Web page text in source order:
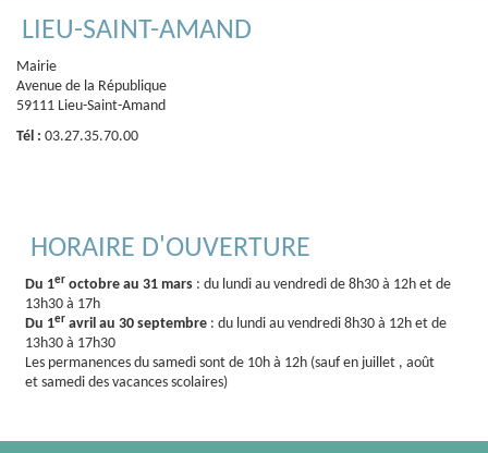
LIEU-SAINT-AMAND
Mairie
Avenue de la République
59111 Lieu-Saint-Amand
Tél : 03.27.35.70.00
HORAIRE D'OUVERTURE
Du 1er octobre au 31 mars : du lundi au vendredi de 8h30 à 12h et de
13h30 à 17h
Du 1er avril au 30 septembre : du lundi au vendredi 8h30 à 12h et de
13h30 à 17h30
Les permanences du samedi sont de 10h à 12h (sauf en juillet , août
et samedi des vacances scolaires)